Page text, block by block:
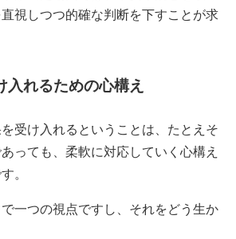
視しつつ的確な判断を下すことが求
入れるための心構え
受け入れるということは、たとえそ
っても、柔軟に対応していく心構え
。
一つの視点ですし、それをどう生か